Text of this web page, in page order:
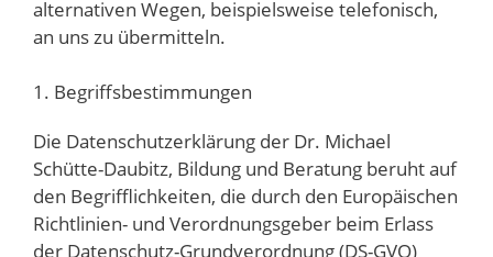
alternativen Wegen, beispielsweise telefonisch,
an uns zu übermitteln.
1. Begriffsbestimmungen
Die Datenschutzerklärung der Dr. Michael
Schütte-Daubitz, Bildung und Beratung beruht auf
den Begrifflichkeiten, die durch den Europäischen
Richtlinien- und Verordnungsgeber beim Erlass
der Datenschutz-Grundverordnung (DS-GVO)